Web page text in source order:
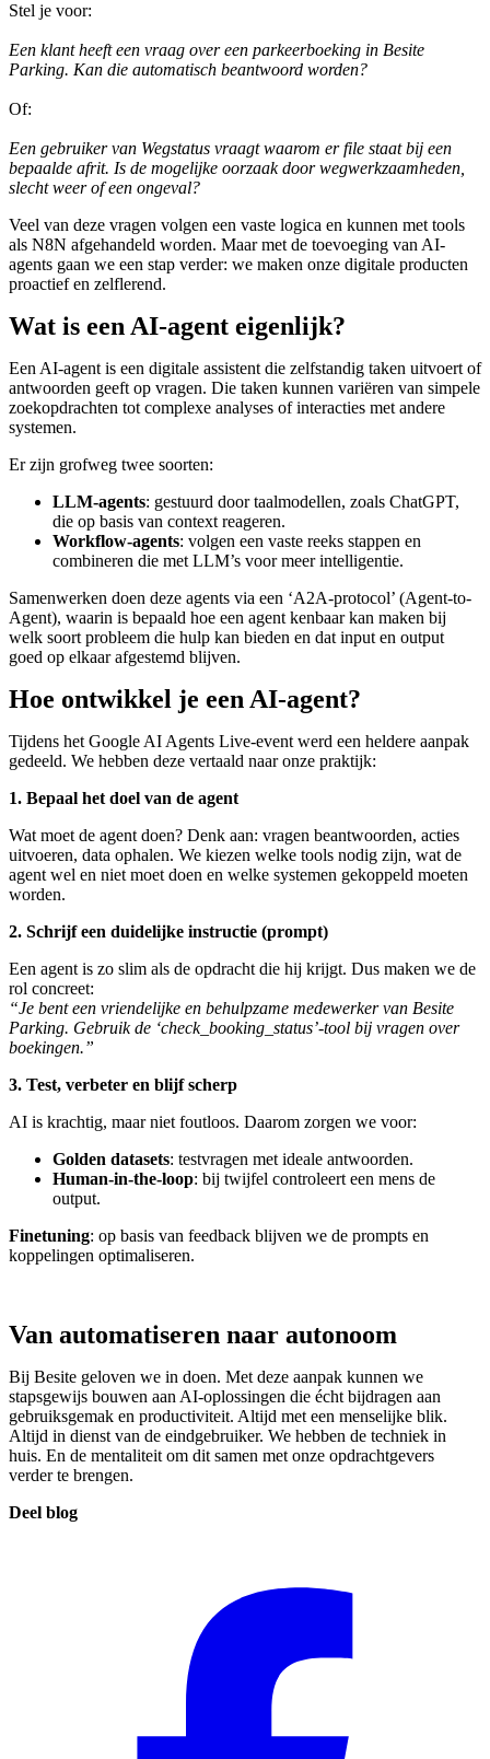
Stel je voor:
Een klant heeft een vraag over een parkeerboeking in Besite
Parking. Kan die automatisch beantwoord worden?
Of:
Een gebruiker van Wegstatus vraagt waarom er file staat bij een
bepaalde afrit. Is de mogelijke oorzaak door wegwerkzaamheden,
slecht weer of een ongeval?
Veel van deze vragen volgen een vaste logica en kunnen met tools
als N8N afgehandeld worden. Maar met de toevoeging van AI-
agents gaan we een stap verder: we maken onze digitale producten
proactief en zelflerend.
Wat is een AI-agent eigenlijk?
Een AI-agent is een digitale assistent die zelfstandig taken uitvoert of
antwoorden geeft op vragen. Die taken kunnen variëren van simpele
zoekopdrachten tot complexe analyses of interacties met andere
systemen.
Er zijn grofweg twee soorten:
LLM-agents: gestuurd door taalmodellen, zoals ChatGPT,
die op basis van context reageren.
Workflow-agents: volgen een vaste reeks stappen en
combineren die met LLM’s voor meer intelligentie.
Samenwerken doen deze agents via een ‘A2A-protocol’ (Agent-to-
Agent), waarin is bepaald hoe een agent kenbaar kan maken bij
welk soort probleem die hulp kan bieden en dat input en output
goed op elkaar afgestemd blijven.
Hoe ontwikkel je een AI-agent?
Tijdens het Google AI Agents Live-event werd een heldere aanpak
gedeeld. We hebben deze vertaald naar onze praktijk:
1. Bepaal het doel van de agent
Wat moet de agent doen? Denk aan: vragen beantwoorden, acties
uitvoeren, data ophalen. We kiezen welke tools nodig zijn, wat de
agent wel en niet moet doen en welke systemen gekoppeld moeten
worden.
2. Schrijf een duidelijke instructie (prompt)
Een agent is zo slim als de opdracht die hij krijgt. Dus maken we de
rol concreet:
“Je bent een vriendelijke en behulpzame medewerker van Besite
Parking. Gebruik de ‘check_booking_status’-tool bij vragen over
boekingen.”
3. Test, verbeter en blijf scherp
AI is krachtig, maar niet foutloos. Daarom zorgen we voor:
Golden datasets: testvragen met ideale antwoorden.
Human-in-the-loop: bij twijfel controleert een mens de
output.
Finetuning: op basis van feedback blijven we de prompts en
koppelingen optimaliseren.
Van automatiseren naar autonoom
Bij Besite geloven we in doen. Met deze aanpak kunnen we
stapsgewijs bouwen aan AI-oplossingen die écht bijdragen aan
gebruiksgemak en productiviteit. Altijd met een menselijke blik.
Altijd in dienst van de eindgebruiker. We hebben de techniek in
huis. En de mentaliteit om dit samen met onze opdrachtgevers
verder te brengen.
Deel blog